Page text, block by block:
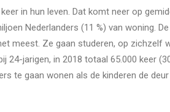
in hun leven. Dat komt neer op
Nederlanders (11 %) van woning.
meest. Ze gaan studeren, op zichzelf
24-jarigen, in 2018 totaal 65.000 keer
te gaan wonen als de kinderen de